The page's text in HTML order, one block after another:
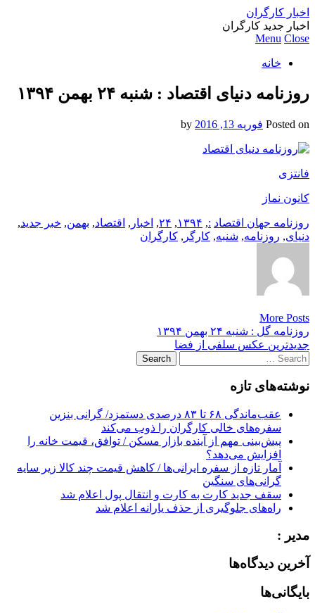
اخبار کارگران
اخبار جدید کارگران
Menu Close
خانه
روزنامه دنیای اقتصاد : شنبه ۲۴ بهمن ۱۳۹۴
Posted on فوریه 13, 2016
فانتزی
کانون نماز
روزنامه جهان اقتصاد :
, ۱۳۹۴, ۲۴, اخبار , اقتصاد, بهمن, خبر جدید,
دنیای, روزنامه, شنبه, کارگر , کارگران
More Posts
Post
navigation
روزنامه گل : شنبه ۲۴ بهمن ۱۳۹۴
جدیدترین عکس سلفی از فضا
Search
for:
نوشته‌های تازه
عقب‌ماندگی ۶۸ تا ۸۳ درصدی دستمزد/ گرانی بنزین
سفره‌های خالی کارگران را ذوب می‌کند
پیش‌بینی مهم از آینده بازار مسکن / توافق، قیمت خانه را
افزایش می‌دهد؟
آمار تازه از سفره ایرانی‌ها / کاهش قیمت چند کالا زیر سایه
گرانی‌های سنگین
سقف جدید کارت به کارت و انتقال پول اعلام شد
راه‌های جلوگیری از حذف یارانه اعلام شد
مدیر :
آخرین دیدگاه‌ها
بایگانی‌ها